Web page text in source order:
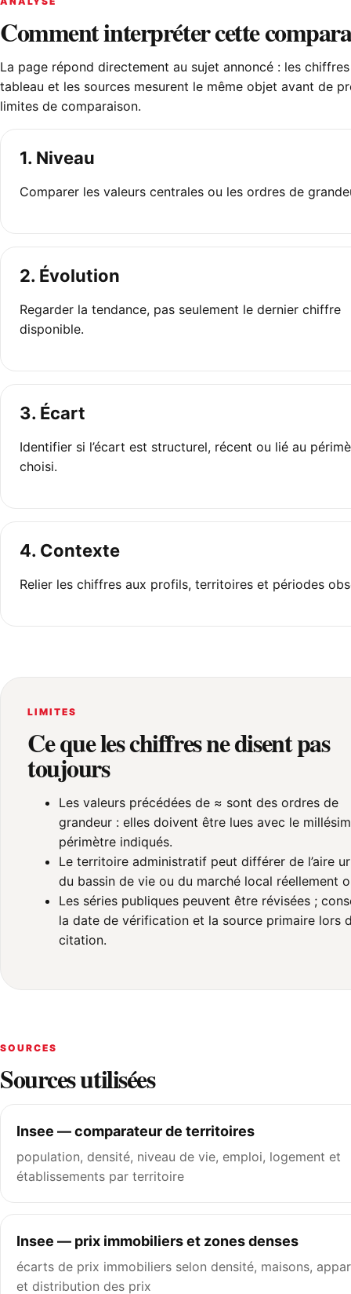
Comment interpréter cette
La page répond directement au sujet annoncé : les
tableau et les sources mesurent le même objet avant de
limites de comparaison.
1. Niveau
Comparer les valeurs centrales ou les ordres de
2. Évolution
Regarder la tendance, pas seulement le dernier chiffre
disponible.
3. Écart
Identifier si l’écart est structurel, récent ou lié au
choisi.
4. Contexte
Relier les chiffres aux profils, territoires et périodes
LIMITES
Ce que les chiffres ne disent pas
toujours
Les valeurs précédées de ≈ sont des ordres de
grandeur : elles doivent être lues avec le
périmètre indiqués.
Le territoire administratif peut différer de l’aire
du bassin de vie ou du marché local réellement
Les séries publiques peuvent être révisées ;
la date de vérification et la source primaire lors
citation.
SOURCES
Sources utilisées
Insee — comparateur de territoires
population, densité, niveau de vie, emploi, logement et
établissements par territoire
Insee — prix immobiliers et zones denses
écarts de prix immobiliers selon densité, maisons,
et distribution des prix